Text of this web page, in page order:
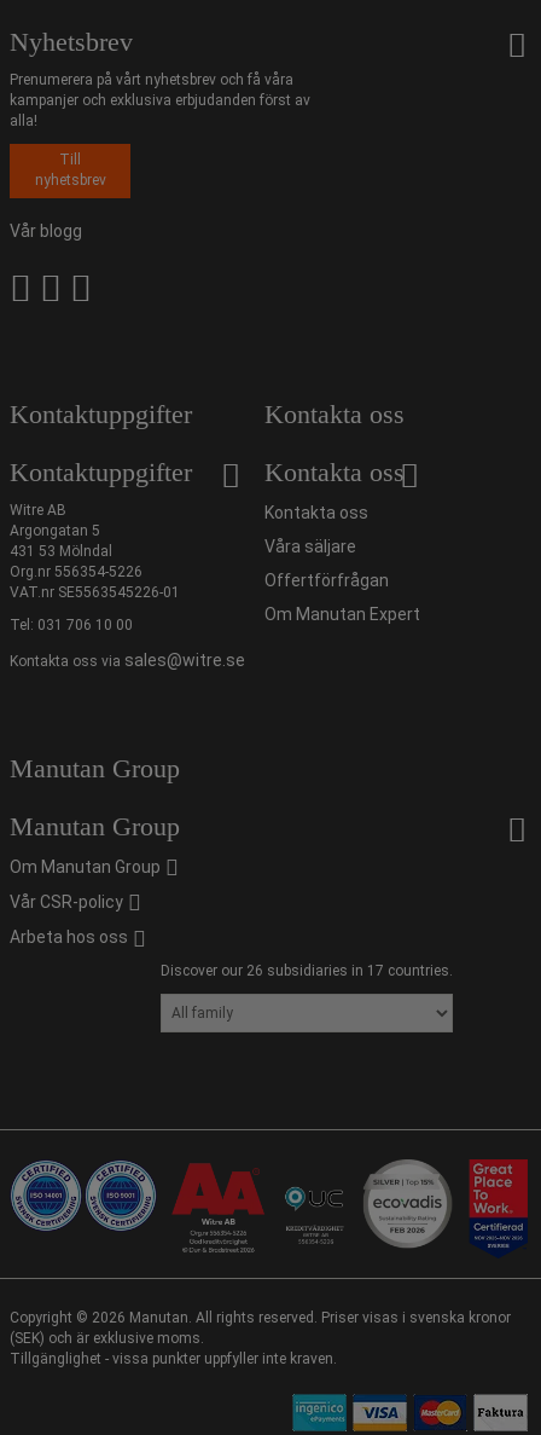
Nyhetsbrev
Prenumerera på vårt nyhetsbrev och få våra
kampanjer och exklusiva erbjudanden först av
alla!
Till
nyhetsbrev
Vår blogg
Kontaktuppgifter
Kontaktuppgifter
Witre AB
Argongatan 5
431 53 Mölndal
Org.nr 556354-5226
VAT.nr SE5563545226-01
Tel: 031 706 10 00
Kontakta oss via sales@witre.se
Kontakta oss
Kontakta oss
Kontakta oss
Våra säljare
Offertförfrågan
Om Manutan Expert
Manutan Group
Manutan Group
Om Manutan Group
Vår CSR-policy
Arbeta hos oss
Discover our 26 subsidiaries in 17 countries.
Copyright © 2026 Manutan. All rights reserved. Priser visas i svenska kronor
(SEK) och är exklusive moms.
Tillgänglighet - vissa punkter uppfyller inte kraven.